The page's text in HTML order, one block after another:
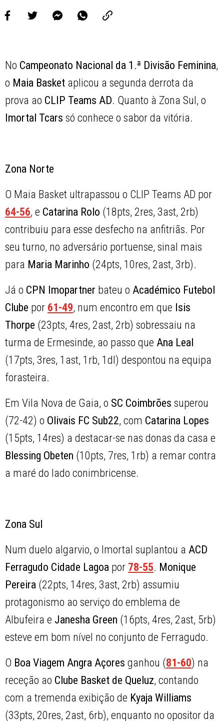
No Campeonato Nacional da 1.ª Divisão Feminina,
o Maia Basket aplicou a segunda derrota da
prova ao CLIP Teams AD. Quanto à Zona Sul, o
Imortal Tcars só conhece o sabor da vitória.
Zona Norte
O Maia Basket ultrapassou o CLIP Teams AD por
64-56, e Catarina Rolo (18pts, 2res, 3ast, 2rb)
contribuiu para esse desfecho na anfitriãs. Por
seu turno, no adversário portuense, sinal mais
para Maria Marinho (24pts, 10res, 2ast, 3rb).
Já o CPN Imopartner bateu o Académico Futebol
Clube por 61-49, num encontro em que Isis
Thorpe (23pts, 4res, 2ast, 2rb) sobressaiu na
turma de Ermesinde, ao passo que Ana Leal
(17pts, 3res, 1ast, 1rb, 1dl) despontou na equipa
forasteira.
Em Vila Nova de Gaia, o SC Coimbrões superou
(72-42) o Olivais FC Sub22, com Catarina Lopes
(15pts, 14res) a destacar-se nas donas da casa e
Blessing Obeten (10pts, 7res, 1rb) a remar contra
a maré do lado conimbricense.
Zona Sul
Num duelo algarvio, o Imortal suplantou a ACD
Ferragudo Cidade Lagoa por 78-55. Monique
Pereira (22pts, 14res, 3ast, 2rb) assumiu
protagonismo ao serviço do emblema de
Albufeira e Janesha Green (16pts, 4res, 2ast, 5rb)
esteve em bom nível no conjunto de Ferragudo.
O Boa Viagem Angra Açores ganhou (81-60) na
receção ao Clube Basket de Queluz, contando
com a tremenda exibição de Kyaja Williams
(33pts, 20res, 2ast, 6rb), enquanto no opositor da